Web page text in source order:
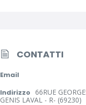
CONTATTI
Email
Indirizzo 66RUE
GENIS LAVAL - R- (69230)